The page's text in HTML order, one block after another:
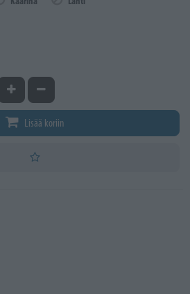
Kasvata määrääVähennä määrää
Lisää koriin